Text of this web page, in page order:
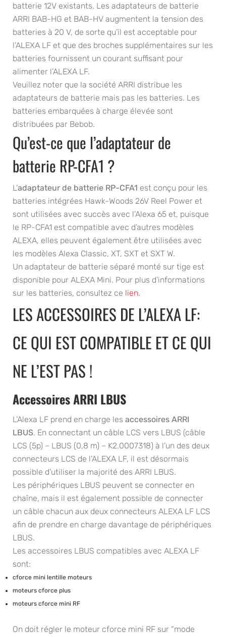
batterie 12V existants. Les adaptateurs de batterie
ARRI BAB-HG et BAB-HV augmentent la tension des
batteries à 20 V, de sorte qu’il est acceptable pour
l’ALEXA LF et que des broches supplémentaires sur les
batteries fournissent un courant suffisant pour
alimenter l’ALEXA LF.
Veuillez noter que la société ARRI distribue les
adaptateurs de batterie mais pas les batteries. Les
batteries embarquées à charge élevée sont
distribuées par Bebob.
Qu’est-ce que l’adaptateur de
batterie RP-CFA1 ?
L’adaptateur de batterie RP-CFA1 est conçu pour les
batteries intégrées Hawk-Woods 26V Reel Power et
sont utilisées avec succès avec l’Alexa 65 et, puisque
le RP-CFA1 est compatible avec d’autres modèles
ALEXA, elles peuvent également être utilisées avec
les modèles Alexa Classic, XT, SXT et SXT W.
Un adaptateur de batterie séparé monté sur tige est
disponible pour ALEXA Mini. Pour plus d’informations
sur les batteries, consultez ce lien.
LES ACCESSOIRES DE L’ALEXA LF:
CE QUI EST COMPATIBLE ET CE QUI
NE L’EST PAS !
Accessoires ARRI LBUS
L’Alexa LF prend en charge les accessoires ARRI
LBUS. En connectant un câble LCS vers LBUS (câble
LCS (5p) – LBUS (0,8 m) – K2.0007318) à l’un des deux
connecteurs LCS de l’ALEXA LF, il est désormais
possible d’utiliser la majorité des ARRI LBUS.
Les périphériques LBUS peuvent se connecter en
chaîne, mais il est également possible de connecter
un câble chacun aux deux connecteurs ALEXA LF LCS
afin de prendre en charge davantage de périphériques
LBUS.
Les accessoires LBUS compatibles avec ALEXA LF
sont:
cforce mini lentille moteurs
moteurs cforce plus
moteurs cforce mini RF
On doit régler le moteur cforce mini RF sur “mode